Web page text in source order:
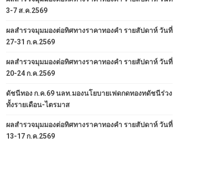
3-7 ส.ค.2569
ผลสำรวจมุมมองต่อทิศทางราคาทองคำ รายสัปดาห์ วันที่
27-31 ก.ค.2569
ผลสำรวจมุมมองต่อทิศทางราคาทองคำ รายสัปดาห์ วันที่
20-24 ก.ค.2569
ดัชนีทอง ก.ค.69 นลท.มองนโยบายเฟดกดทองทดัชนีร่วง
ทั้งรายเดือน-ไตรมาส
ผลสำรวจมุมมองต่อทิศทางราคาทองคำ รายสัปดาห์ วันที่
13-17 ก.ค.2569